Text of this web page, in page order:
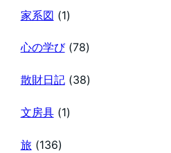
家系図 (1)
心の学び(78)
散財日記(38)
文房具(1)
旅 (136)